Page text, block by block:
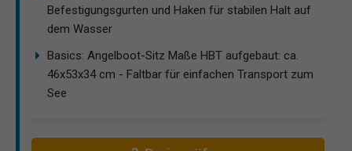
Befestigungsgurten und Haken für stabilen Halt auf
dem Wasser
Basics: Angelboot-Sitz Maße HBT aufgebaut: ca.
46x53x34 cm - Faltbar für einfachen Transport zum
See